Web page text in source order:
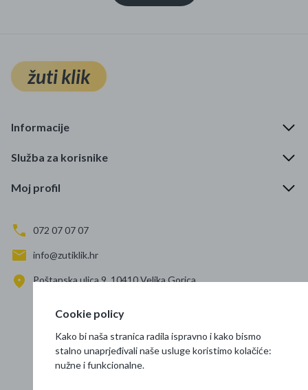
žuti klik
Informacije
Služba za korisnike
Moj profil
072 07 07 07
info@zutiklik.hr
Poštanska ulica 9, 10410 Velika Gorica
Prati nas
Cookie policy
Kako bi naša stranica radila ispravno i kako bismo
stalno unaprjeđivali naše usluge koristimo kolačiće:
nužne i funkcionalne.